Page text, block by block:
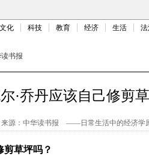
文化 科技 教育 经济 生活
书报
·乔丹应该自己修剪
来源：中华读书报 ——日常生活中的经济学
剪草坪吗？